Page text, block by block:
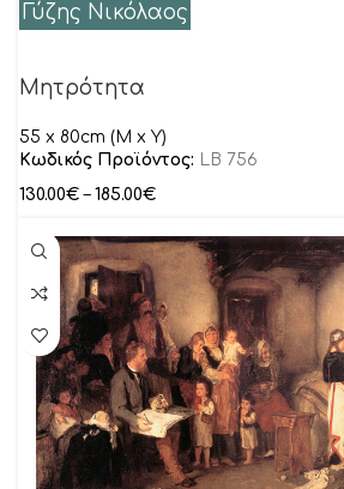
Γύζης Νικόλαος
Μητρότητα
55 x 80cm (M x Y)
Κωδικός Προϊόντος: LB 756
130.00€ – 185.00€